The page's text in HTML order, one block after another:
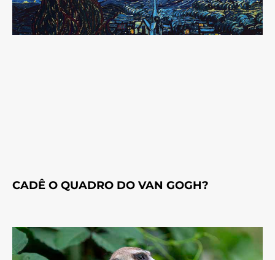
CADÊ O QUADRO DO VAN GOGH?